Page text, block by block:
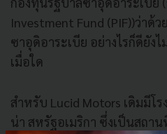
Investment Fund (PIF))ว่าด้ว
ซาอุดิอาระเบีย อย่างไรก็ดียังไ
เมื่อใด
สำหรับ Lucid Motors เดิมมีโ
น่า สหรัฐอเมริกา ซึ่งเป็นสถา